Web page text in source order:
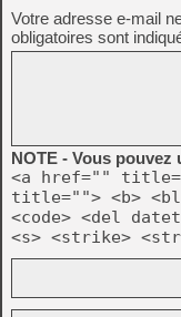
Votre adresse e-mail
obligatoires sont
NOTE - Vous
<a href=""
title=""> <b>
<code> <del
<s> <strike>